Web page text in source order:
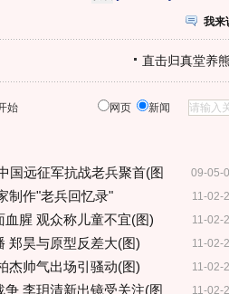
我来
直击归真堂养
始 网页 新闻
09-05-
国远征军抗战老兵聚首(图
11-02-
制作"老兵回忆录"
11-02-
血腥 观众称儿童不宜(图)
11-02-
郑昊与原型反差大(图)
11-02-
杰帅气出场引骚动(图)
11-02-
争 李玥清新出镜受关注(图